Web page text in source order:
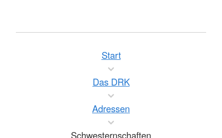
Start
Das DRK
Adressen
Schwesternschaften